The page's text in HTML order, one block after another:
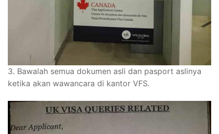
3. Bawalah semua dokumen asli dan pasport aslinya
ketika akan wawancara di kantor VFS.